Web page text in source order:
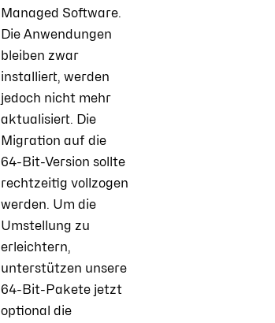
Managed Software.
Die Anwendungen
bleiben zwar
installiert, werden
jedoch nicht mehr
aktualisiert. Die
Migration auf die
64-Bit-Version sollte
rechtzeitig vollzogen
werden. Um die
Umstellung zu
erleichtern,
unterstützen unsere
64-Bit-Pakete jetzt
optional die